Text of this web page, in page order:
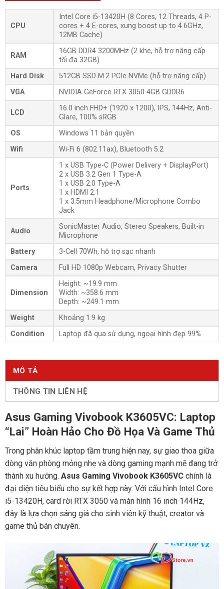
MÔ TẢ
THÔNG TIN LIÊN HỆ
Asus Gaming Vivobook K3605VC: Laptop
“Lai” Hoàn Hảo Cho Đồ Họa Và Game Thủ
Trong phân khúc laptop tầm trung hiện nay, sự giao thoa giữa
dòng văn phòng mỏng nhẹ và dòng gaming mạnh mẽ đang trở
thành xu hướng. Asus Gaming Vivobook K3605VCchính là
đại diện tiêu biểu cho sự kết hợp này. Với cấu hình Intel Core
i5-13420H, card rời RTX 3050 và màn hình 16 inch 144Hz,
đây là lựa chọn sáng giá cho sinh viên kỹ thuật, creator và
game thủ bán chuyên.
CPU
Intel Core i5-13420H (8 Cores, 12 Threads, 4 P-
cores + 4 E-cores, xung boost up to 4.6GHz,
12MB Cache)
RAM
16GB DDR4 3200MHz (2 khe, hỗ trợ nâng cấp
tối đa 32GB)
Hard Disk
512GB SSD M.2 PCIe NVMe (hỗ trợ nâng cấp)
VGA
NVIDIA GeForce RTX 3050 4GB GDDR6
LCD
16.0 inch FHD+ (1920 x 1200), IPS, 144Hz, Anti-
Glare, 100% sRGB
OS
Windows 11 bản quyền
Wifi
Wi-Fi 6 (802.11ax), Bluetooth 5.2
Ports
1 x USB Type-C (Power Delivery + DisplayPort)
2 x USB 3.2 Gen 1 Type-A
1 x USB 2.0 Type-A
1 x HDMI 2.1
1 x 3.5mm Headphone/Microphone Combo
Jack
Audio
SonicMaster Audio, Stereo Speakers, Built-in
Microphone
Battery
3-Cell 70Wh, hỗ trợ sạc nhanh
Camera
Full HD 1080p Webcam, Privacy Shutter
Dimension
Height: ~19.9 mm
Width: ~358.6 mm
Depth: ~249.1 mm
Weight
Khoảng 1.9 kg
Condition
Laptop đã qua sử dụng, ngoại hình đẹp 99%